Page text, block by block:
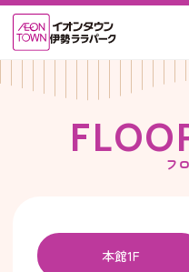
FLOO
フ
本館1F